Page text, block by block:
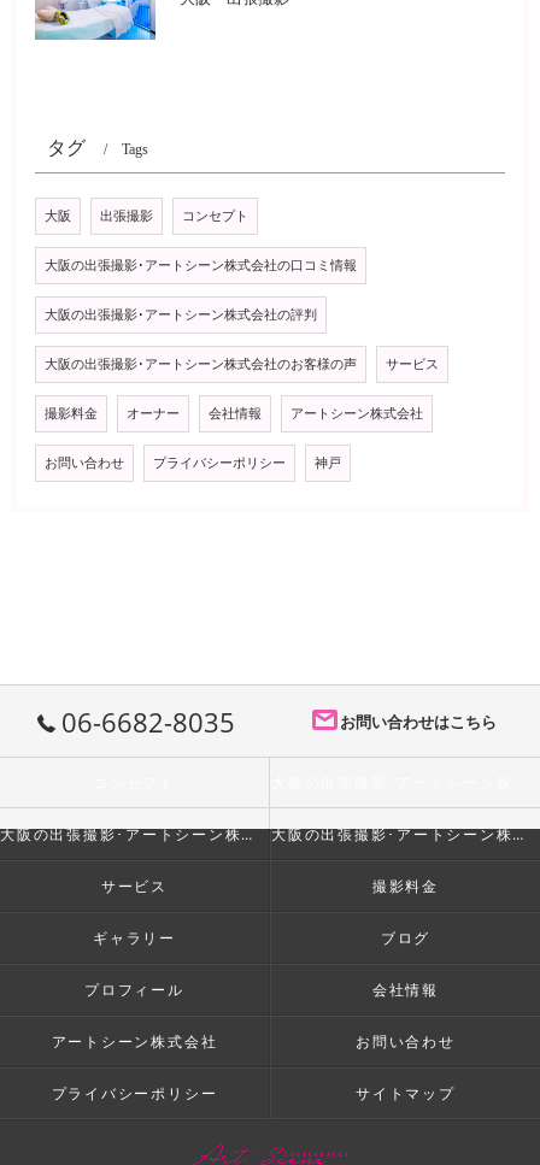
タグ Tags
大阪 出張撮影 コンセプト
大阪の出張撮影･アートシーン株式会社の口コミ情報
大阪の出張撮影･アートシーン株式会社の評判
大阪の出張撮影･アートシーン株式会社のお客様の声 サービス
撮影料金 オーナー 会社情報 アートシーン株式会社
お問い合わせ プライバシーポリシー 神戸
06-6682-8035 お問い合わせはこちら
大阪の出張撮影･アートシーン株式会社の評判 大阪の出張撮影･アートシーン株式会社のお客様の声
サービス 撮影料金
ギャラリー ブログ
プロフィール 会社情報
アートシーン株式会社 お問い合わせ
プライバシーポリシー サイトマップ